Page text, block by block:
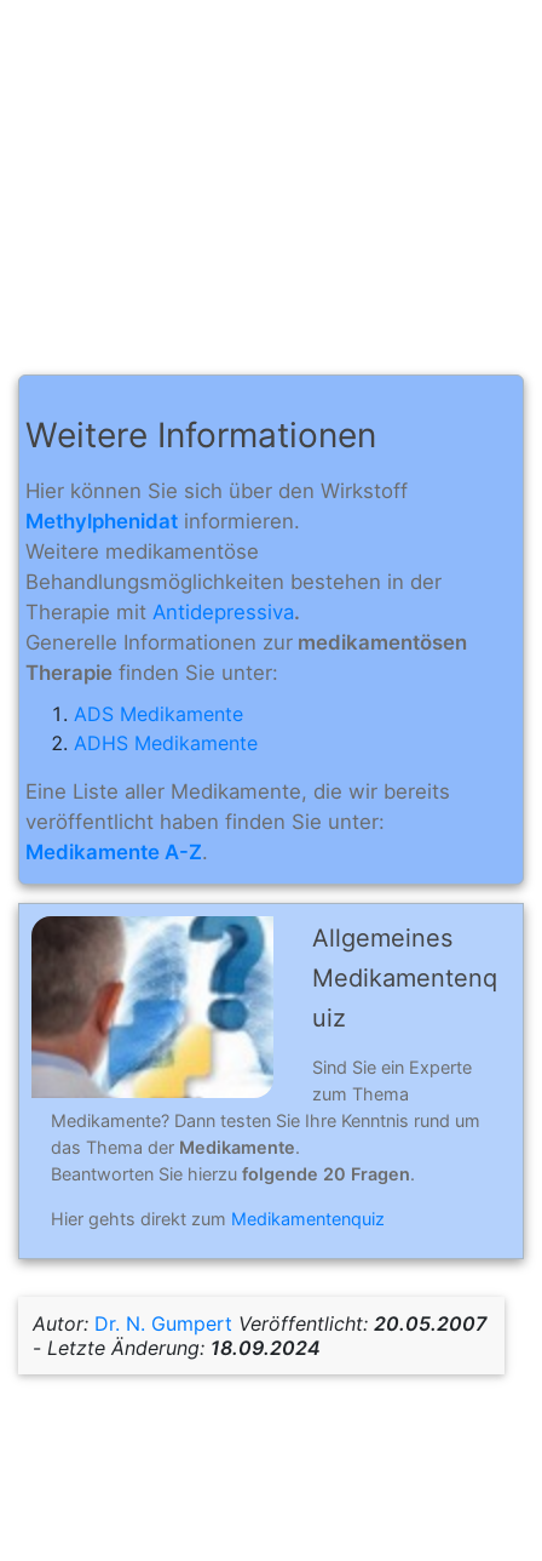
Weitere Informationen
Hier können Sie sich über den Wirkstoff
Methylphenidat informieren.
Weitere medikamentöse
Behandlungsmöglichkeiten bestehen in der
Therapie mit Antidepressiva.
Generelle Informationen zur medikamentösen
Therapie finden Sie unter:
ADS Medikamente
ADHS Medikamente
Eine Liste aller Medikamente, die wir bereits
veröffentlicht haben finden Sie unter:
Medikamente A-Z.
Allgemeines
Medikamentenq
uiz
Sind Sie ein Experte
zum Thema
Medikamente? Dann testen Sie Ihre Kenntnis rund um
das Thema der Medikamente.
Beantworten Sie hierzu folgende 20 Fragen.
Hier gehts direkt zum Medikamentenquiz
Autor: Dr. N. Gumpert Veröffentlicht: 20.05.2007
- Letzte Änderung: 18.09.2024